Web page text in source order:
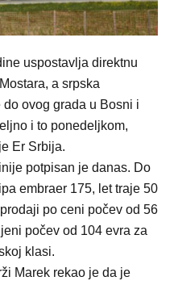
uspostavlja direktnu
a srpska
ovog grada u Bosni i
i to ponedeljkom,
Er Srbija.
potpisan je danas. Do
embraer 175, let traje 50
po ceni počev od 56
počev od 104 evra za
klasi.
Marek rekao je da je